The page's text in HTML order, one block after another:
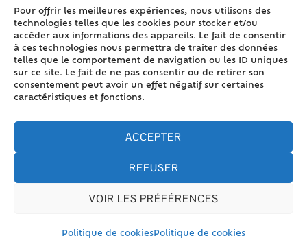
Pour offrir les meilleures expériences, nous utilisons des
technologies telles que les cookies pour stocker et/ou
accéder aux informations des appareils. Le fait de consentir
à ces technologies nous permettra de traiter des données
telles que le comportement de navigation ou les ID uniques
sur ce site. Le fait de ne pas consentir ou de retirer son
consentement peut avoir un effet négatif sur certaines
caractéristiques et fonctions.
ACCEPTER
REFUSER
VOIR LES PRÉFÉRENCES
Politique de cookiesPolitique de cookies
ACCÈS RAPIDE
Accueil
Contact
Plan du site
Mentions légales
Politique de cookies (UE)
collectivités & GRC/GRU)